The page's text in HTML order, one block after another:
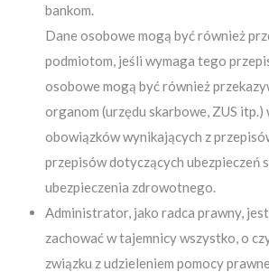
bankom.
Dane osobowe mogą być również
podmiotom, jeśli wymaga tego
osobowe mogą być również
organom (urzędu skarbowe, ZUS itp.)
obowiązków wynikających z
przepisów dotyczących ubezpieczeń
ubezpieczenia zdrowotnego.
Administrator, jako radca prawny,
zachować w tajemnicy wszystko, o
związku z udzieleniem pomocy